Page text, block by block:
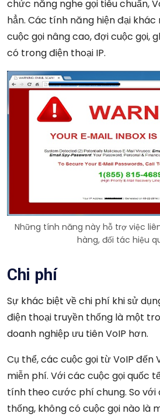
chức năng nghe gọi tiêu chuẩn,
hẳn. Các tính năng hiện đại
cuộc gọi nâng cao, đợi cuộc gọi,
có trong điện thoại IP.
Những tính năng này hỗ trợ việc
hàng, đối tác hiệu
Chi phí
Sự khác biệt về chi phí khi sử
điện thoại truyền thống là một
doanh nghiệp ưu tiên VoIP hơn.
Cụ thể, các cuộc gọi từ VoIP đến
miễn phí. Với các cuộc gọi quốc
tính theo cước phí chung. So với
thống, không có cuộc gọi nào là